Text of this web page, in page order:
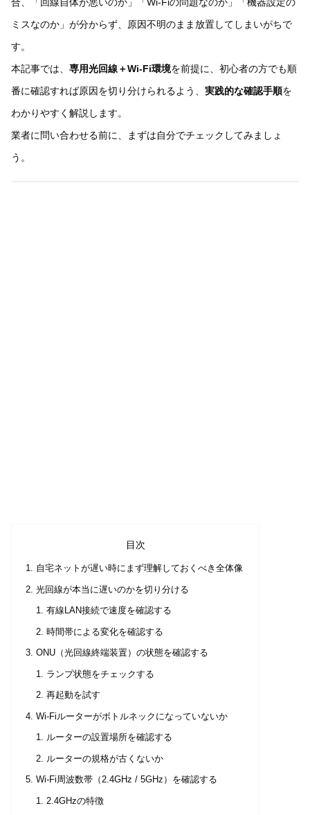
ミスなのか」が分からず、原因不明のまま放置してしまいがちで
す。
本記事では、 専用光回線＋Wi-Fi環境を前提に、初心者の方でも順
番に確認すれば原因を切り分けられるよう、 実践的な確認手順を
わかりやすく解説します。
業者に問い合わせる前に、まずは自分でチェックしてみましょ
う。
目次
自宅ネットが遅い時にまず理解しておくべき全体像
光回線が本当に遅いのかを切り分ける
有線LAN接続で速度を確認する
時間帯による変化を確認する
ONU（光回線終端装置）の状態を確認する
ランプ状態をチェックする
再起動を試す
Wi-Fiルーターがボトルネックになっていないか
ルーターの設置場所を確認する
ルーターの規格が古くないか
Wi-Fi周波数帯（2.4GHz / 5GHz）を確認する
2.4GHzの特徴